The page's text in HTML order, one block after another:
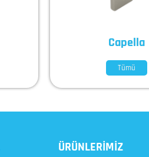
Capella
Tümü
ÜRÜNLERİMİZ